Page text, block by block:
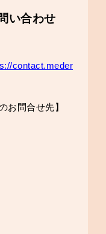
い合わせ
contact.meder
お問合せ先】